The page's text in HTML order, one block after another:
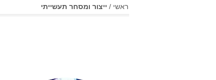
ראשי / ייצור ומסחר תעשייתי